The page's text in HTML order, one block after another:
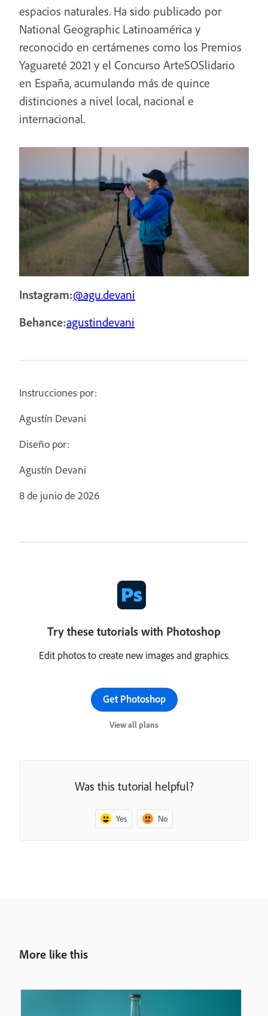
espacios naturales. Ha sido publicado por
National Geographic Latinoamérica y
reconocido en certámenes como los Premios
Yaguareté 2021 y el Concurso ArteSOSlidario
en España, acumulando más de quince
distinciones a nivel local, nacional e
internacional.
Instagram:@agu.devani
Behance:agustindevani
Instrucciones por:
Agustín Devani
Diseño por:
Agustín Devani
8 de junio de 2026
Try these tutorials with Photoshop
Edit photos to create new images and graphics.
Get Photoshop
View all plans
Was this tutorial helpful?
Yes No
More like this